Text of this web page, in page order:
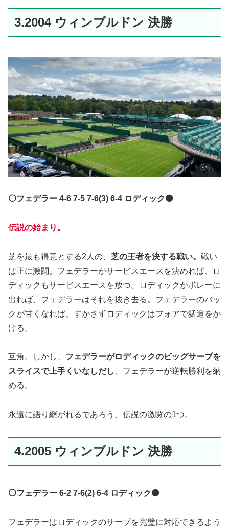
3.2004 ウィンブルドン 決勝
⚪️フェデラー 4-6 7-5 7-6(3) 6-4 ロディック⚫️
伝説の始まり。
芝を最も得意とする2人の、 芝の王者を決する戦い。 戦い
は正に激闘。フェデラーがサービスエースを決めれば、ロ
ディックもサービスエースを放つ。ロディックがボレーに
出れば、フェデラーはそれを抜き去る。フェデラーのバッ
クが甘くなれば、すかさずロディックはフォアで猛追をか
ける。
互角。しかし、 フェデラーがロディックのビッグサーブを
スライスで上手くいなしだし
、フェデラーが逆転勝利を納
める。
永遠に語り継がれるであろう、伝説の激闘の1つ。
4.2005 ウィンブルドン 決勝
⚪️フェデラー 6-2 7-6(2) 6-4 ロディック⚫️
フェデラーはロディックのサーブを完璧に対応できるよう